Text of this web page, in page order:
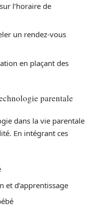
l’horaire de
un rendez-vous
en plaçant des
parentale
dans la vie parentale
En intégrant ces
et d’apprentissage